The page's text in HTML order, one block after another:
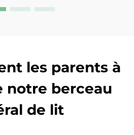
les parents à
notre berceau
de lit